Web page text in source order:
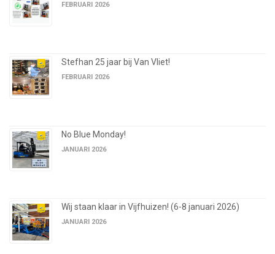
FEBRUARI 2026
Stefhan 25 jaar bij Van Vliet!
FEBRUARI 2026
No Blue Monday!
JANUARI 2026
Wij staan klaar in Vijfhuizen! (6-8 januari 2026)
JANUARI 2026